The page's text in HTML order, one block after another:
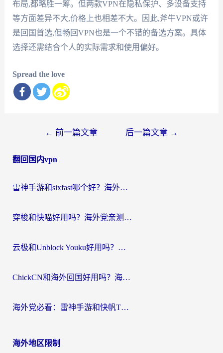
布局,都略胜一筹。但两款VPN在隐私保护、多设备支持
等方面差异不大,价格上也相差不大。因此,斧牛VPN或许
是回国首选,但畅回VPN也是一个不错的备选方案。具体
选择还需结合个人的实际需求和使用偏好。
Spread the love
导
← 前一篇文章 后一篇文章 →
翻回国内vpn
雷神手游和sixfast哪个好？海外党亲测3款回国加速器，教你选对不踩坑
穿梭和快喵好用吗？海外党亲测：小众加速器对比+番茄加速器深度体验
云极和Unblock Youku好用吗？海外党亲测+2026回国加速器避坑指南
ChickCN和海外回国好用吗？海外党2026亲测：从手游到影音，选对加速器的3个关键
海外党必看：雷神手游和快帆TV版好用吗？3步选对回国加速器不踩坑
海外地区限制